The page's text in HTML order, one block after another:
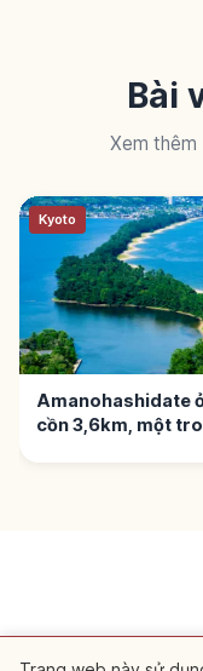
Bài
Xem thêm
Kyoto
Amanohashidate
cồn 3,6km, một